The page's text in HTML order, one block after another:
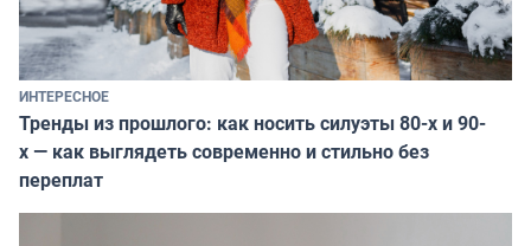
ИНТЕРЕСНОЕ
Тренды из прошлого: как носить силуэты 80-х и 90-
х — как выглядеть современно и стильно без
переплат